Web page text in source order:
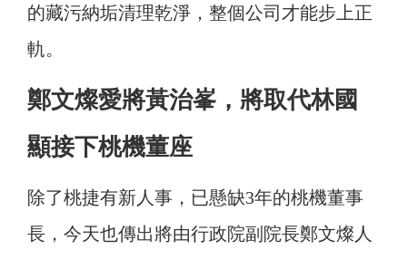
的藏污納垢清理乾淨，整個公司才能步上正
軌。
鄭文燦愛將黃治峯，將取代林國
顯接下桃機董座
除了桃捷有新人事，已懸缺3年的桃機董事
長，今天也傳出將由行政院副院長鄭文燦人